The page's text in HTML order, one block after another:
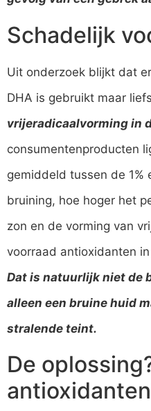
Schadelijk
Uit onderzoek blijkt dat
DHA is gebruikt maar
vrijeradicaalvorming in
consumentenproducten
gemiddeld tussen de 1%
bruining, hoe hoger het
zon en de vorming van
voorraad antioxidanten
Dat is natuurlijk niet de
alleen een bruine huid
stralende teint.
De